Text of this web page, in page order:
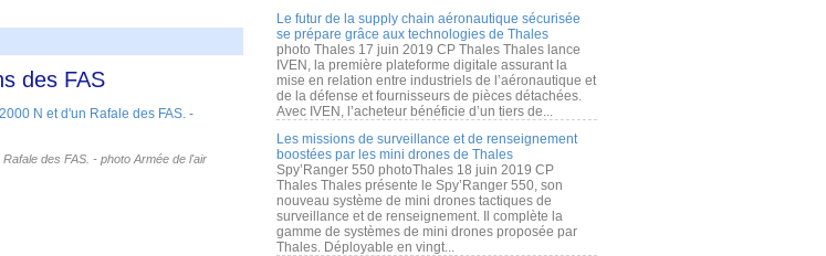
des FAS
des FAS. - photo Armée de l'air
Le futur de la supply chain aéronautique sécurisée
se prépare grâce aux technologies de Thales
photo Thales 17 juin 2019 CP Thales Thales lance
IVEN, la première plateforme digitale assurant la
mise en relation entre industriels de l’aéronautique et
de la défense et fournisseurs de pièces détachées.
Avec IVEN, l’acheteur bénéficie d’un tiers de...
Les missions de surveillance et de renseignement
boostées par les mini drones de Thales
Spy’Ranger 550 photoThales 18 juin 2019 CP
Thales Thales présente le Spy’Ranger 550, son
nouveau système de mini drones tactiques de
surveillance et de renseignement. Il complète la
gamme de systèmes de mini drones proposée par
Thales. Déployable en vingt...